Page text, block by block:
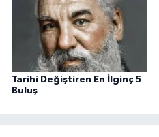
Tarihi Değiştiren En İlginç 5
Buluş